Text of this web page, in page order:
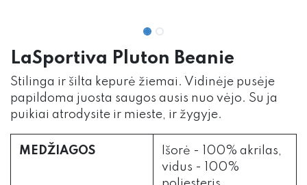
LaSportiva Pluton Beanie
Stilinga ir šilta kepurė žiemai. Vidinėje pusėje
papildoma juosta saugos ausis nuo vėjo. Su ja
puikiai atrodysite ir mieste, ir žygyje.
MEDŽIAGOS
Išorė - 100% akrilas,
vidus - 100%